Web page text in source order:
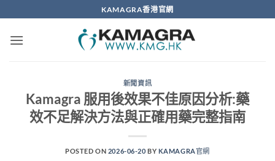
to
content
KAMAGRA香港官網
新聞資訊
Kamagra 服用後效果不佳原因分析:藥
效不足解決方法與正確用藥完整指南
POSTED ON 2026-06-20 BY KAMAGRA官網